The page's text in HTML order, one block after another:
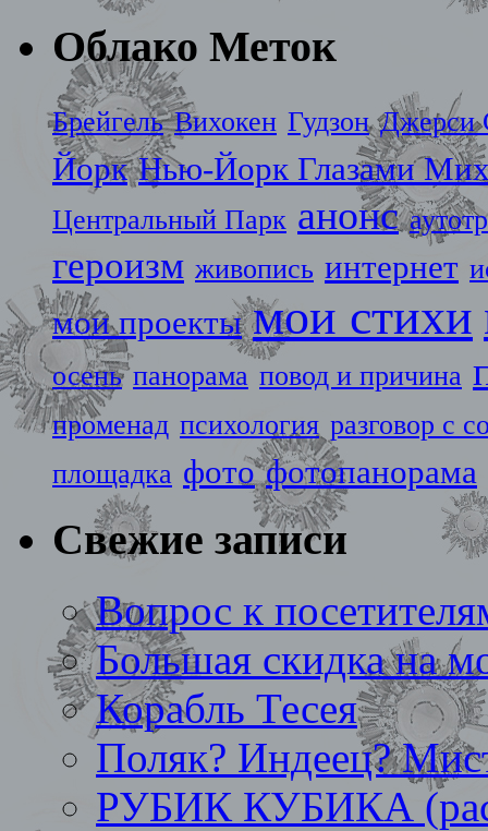
Облако Меток
Брейгель Вихокен Гудзон Джерси
Йорк Нью-Йорк Глазами
Центральный Парк анонс
героизм живопись интернет
мои проекты мои стихи
осень панорама повод и причина
променад психология разговор с
площадка фото фотопанорама
Свежие записи
Вопрос к
Большая скидка на
Корабль Тесея
Поляк? Индеец?
РУБИК КУБИКА